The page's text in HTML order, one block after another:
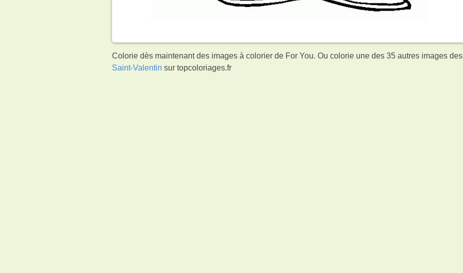
Colorie dès maintenant des images à colorier de For You. Ou colorie une des 35 autres images des
Saint-Valentin sur topcoloriages.fr